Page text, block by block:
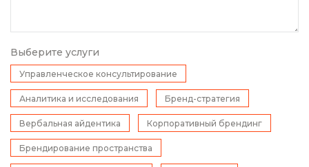
Выберите услуги
Управленческое консультирование
Аналитика и исследования Бренд-стратегия
Вербальная айдентика Корпоративный брендинг
Брендирование пространства